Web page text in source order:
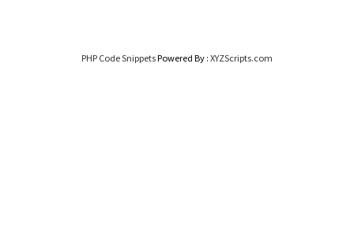
PHP Code SnippetsPowered By :XYZScripts.com